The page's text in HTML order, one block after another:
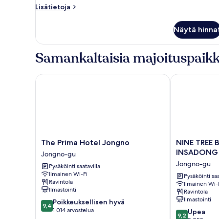
Shared
Only)
Lisätietoja
Lisätietoja
Shared
(Female
Näytä
Samankaltaisia
The
Prima
Hotel
Jongno
Jongno-
gu
The Prima Hotel Jongno
Jongno-gu
Pysäköinti saatavilla
Ilmainen Wi-Fi
Ravintola
Ilmastointi
9.4
kautta
9,4 Poikkeuksellisen hyvä
1 014 arvostelua
The Prima Hotel Jongno
NINE
TREE
PARNAS
SEOUL
INSADONG
Jongno-
gu
NINE TREE
INSADONG
Jongno-gu
Pysäköinti
Ilmainen Wi-
Ravintola
Ilmastointi
9.2
9,2 Upea
NINE TREE